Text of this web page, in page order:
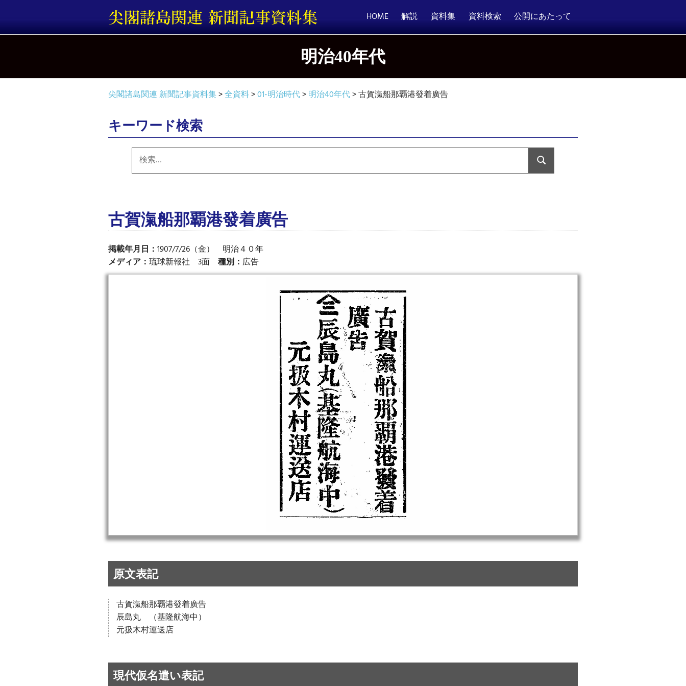
テ
ス
HOME 解説 資料集 資料検索 公開にあたって
明治40年代
尖閣諸島関連 新聞記事資料集>全資料>01-明治時代>明治40年代>古賀滊船那覇港發着廣告
キーワード検索
索:
検
索
古賀滊船那覇港發着廣告
掲載年月日： 1907/7/26（金） 明治４０年
メディア： 琉球新報社 3面 種別： 広告
原文表記
古賀滊船那覇港發着廣告
辰島丸 （基隆航海中）
元扱木村運送店
現代仮名遣い表記